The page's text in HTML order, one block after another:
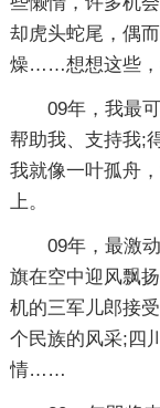
却虎头蛇尾，偶
燥……想想这些，
09年，我最
帮助我、支持我;
我就像一叶孤舟
上。
09年，最激
旗在空中迎风飘
机的三军儿郎接
个民族的风采;四
情……